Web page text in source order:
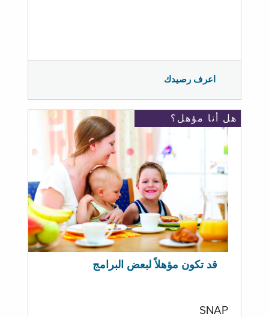
اعرف رصيدك
هل أنا مؤهل؟
قد تكون مؤهلاً لبعض البرامج
SNAP